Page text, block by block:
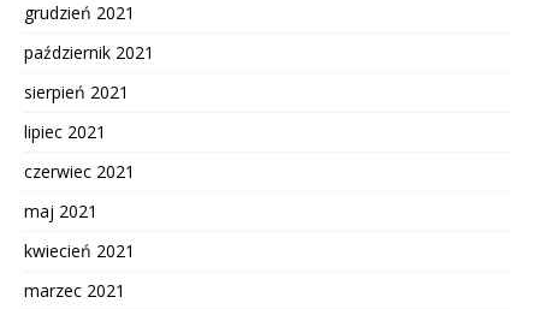
grudzień 2021
październik 2021
sierpień 2021
lipiec 2021
czerwiec 2021
maj 2021
kwiecień 2021
marzec 2021